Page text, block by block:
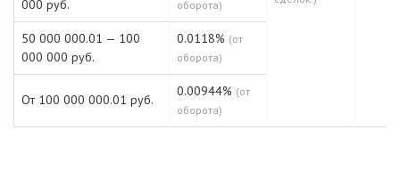
000 руб.
оборота)
50 000 000.01 — 100
000 000 руб.
0.0118% (от
оборота)
От 100 000 000.01 руб.
0.00944% (от
оборота)